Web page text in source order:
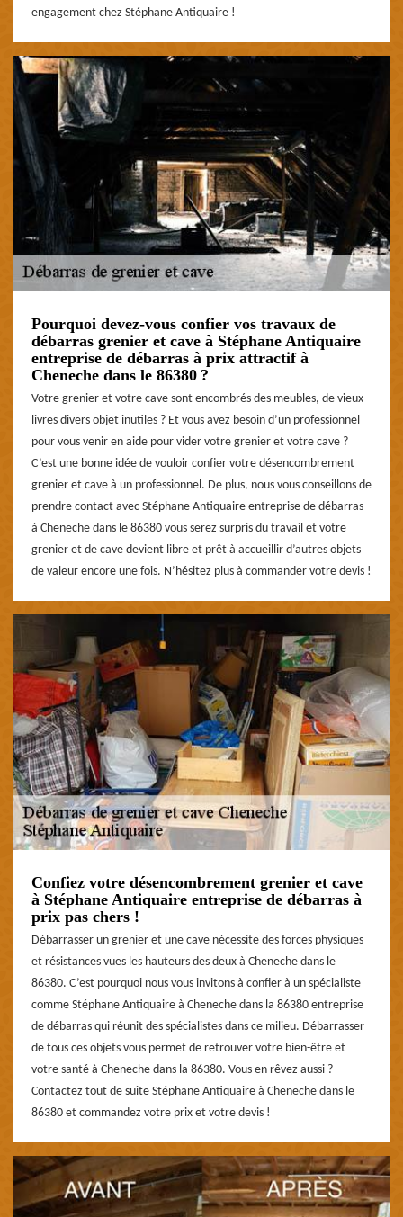
engagement chez Stéphane Antiquaire !
Pourquoi devez-vous confier vos travaux de
débarras grenier et cave à Stéphane Antiquaire
entreprise de débarras à prix attractif à
Cheneche dans le 86380 ?
Votre grenier et votre cave sont encombrés des meubles, de vieux
livres divers objet inutiles ? Et vous avez besoin d’un professionnel
pour vous venir en aide pour vider votre grenier et votre cave ?
C’est une bonne idée de vouloir confier votre désencombrement
grenier et cave à un professionnel. De plus, nous vous conseillons de
prendre contact avec Stéphane Antiquaire entreprise de débarras
à Cheneche dans le 86380 vous serez surpris du travail et votre
grenier et de cave devient libre et prêt à accueillir d’autres objets
de valeur encore une fois. N’hésitez plus à commander votre devis !
Confiez votre désencombrement grenier et cave
à Stéphane Antiquaire entreprise de débarras à
prix pas chers !
Débarrasser un grenier et une cave nécessite des forces physiques
et résistances vues les hauteurs des deux à Cheneche dans le
86380. C’est pourquoi nous vous invitons à confier à un spécialiste
comme Stéphane Antiquaire à Cheneche dans la 86380 entreprise
de débarras qui réunit des spécialistes dans ce milieu. Débarrasser
de tous ces objets vous permet de retrouver votre bien-être et
votre santé à Cheneche dans la 86380. Vous en rêvez aussi ?
Contactez tout de suite Stéphane Antiquaire à Cheneche dans le
86380 et commandez votre prix et votre devis !